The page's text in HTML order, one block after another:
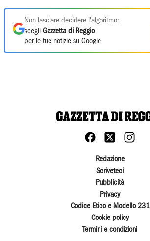
Non lasciare decidere l'algoritmo:
scegli Gazzetta di Reggio
per le tue notizie su Google
Redazione
Scriveteci
Pubblicità
Privacy
Codice Etico e Modello 231
Cookie policy
Termini e condizioni